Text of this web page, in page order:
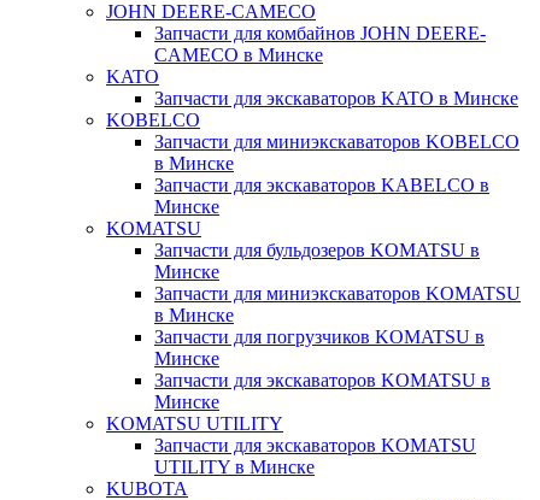
JOHN DEERE-CAMECO
Запчасти для комбайнов JOHN DEERE-
CAMECO в Минске
KATO
Запчасти для экскаваторов KATO в Минске
KOBELCO
Запчасти для миниэкскаваторов KOBELCO
в Минске
Запчасти для экскаваторов KABELCO в
Минске
KOMATSU
Запчасти для бульдозеров KOMATSU в
Минске
Запчасти для миниэкскаваторов KOMATSU
в Минске
Запчасти для погрузчиков KOMATSU в
Минске
Запчасти для экскаваторов KOMATSU в
Минске
KOMATSU UTILITY
Запчасти для экскаваторов KOMATSU
UTILITY в Минске
KUBOTA